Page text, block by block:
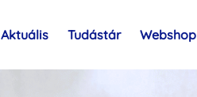
Aktuális Tudástár Webshop